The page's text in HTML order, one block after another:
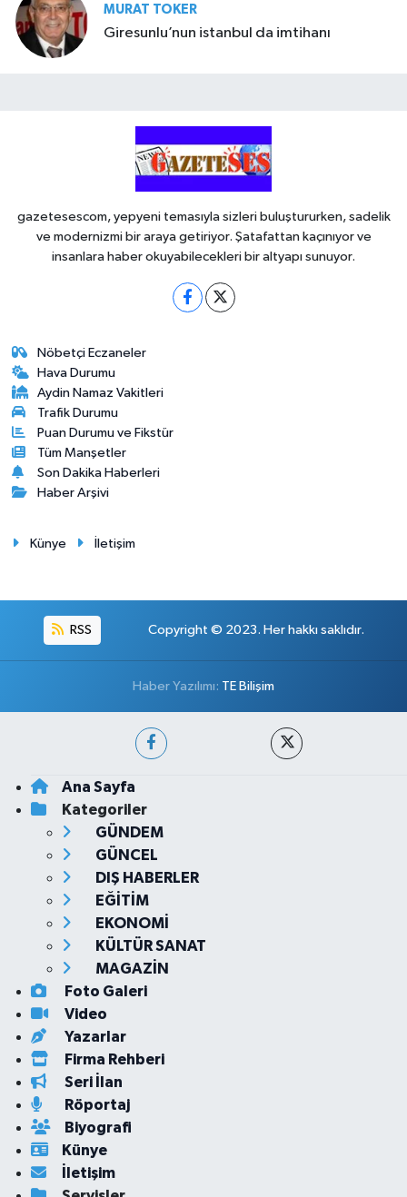
MURAT TOKER
Giresunlu’nun istanbul da imtihanı
gazetesescom, yepyeni temasıyla sizleri buluştururken, sadelik
ve modernizmi bir araya getiriyor. Şatafattan kaçınıyor ve
insanlara haber okuyabilecekleri bir altyapı sunuyor.
Nöbetçi Eczaneler
Hava Durumu
Aydin Namaz Vakitleri
Trafik Durumu
Puan Durumu ve Fikstür
Tüm Manşetler
Son Dakika Haberleri
Haber Arşivi
Künye İletişim
RSS Copyright © 2023. Her hakkı saklıdır.
Haber Yazılımı: TE Bilişim
Ana Sayfa
Kategoriler
GÜNDEM
GÜNCEL
DIŞ HABERLER
EĞİTİM
EKONOMİ
KÜLTÜR SANAT
MAGAZİN
Foto Galeri
Video
Yazarlar
Firma Rehberi
Seri İlan
Röportaj
Biyografi
Künye
İletişim